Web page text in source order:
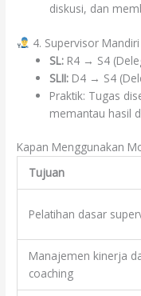
diskusi, dan
4. Supervisor Mandiri
SL: R4 → S4
SLII: D4 → S4
Praktik: Tugas
memantau hasil
Kapan Menggunakan
Tujuan
Pelatihan dasar
Manajemen kinerja
coaching